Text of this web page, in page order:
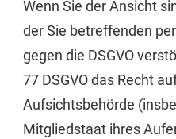
Wenn Sie der Ansicht
der Sie betreffenden
gegen die DSGVO
77 DSGVO das Recht
Aufsichtsbehörde
Mitgliedstaat ihres